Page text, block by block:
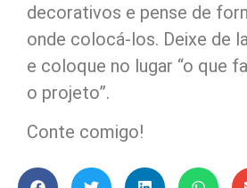
decorativos e pense de
onde colocá-los. Deixe de
e coloque no lugar “o que
o projeto”.
Conte comigo!